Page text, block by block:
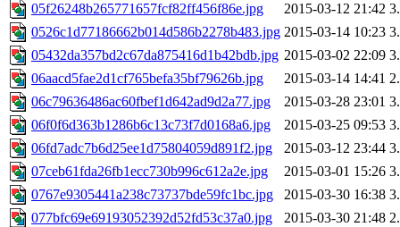
05f26248b265771657fcf82ff456f86e.jpg
2015-03-12 21:42
0526c1d77186662b014d586b2278b483.jpg 2015-03-14 10:23
05432da357bd2c67da875416d1b42bdb.jpg 2015-03-02 22:09
06aacd5fae2d1cf765befa35bf79626b.jpg
2015-03-14 14:41
06c79636486ac60fbef1d642ad9d2a77.jpg
2015-03-28 23:01
06f0f6d363b1286b6c13c73f7d0168a6.jpg
2015-03-25 09:53
06fd7adc7b6d25ee1d75804059d891f2.jpg
2015-03-12 23:44
07ceb61fda26fb1ecc730b996c612a2e.jpg
2015-03-01 15:26
0767e9305441a238c73737bde59fc1bc.jpg
2015-03-30 16:38
077bfc69e69193052392d52fd53c37a0.jpg
2015-03-30 21:48